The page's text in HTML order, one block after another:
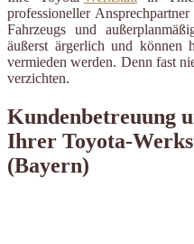
professioneller
Fahrzeugs und
äußerst ärgerlich und können
vermieden werden. Denn fast
verzichten.
Kundenbetreuung
Ihrer Toyota-
(Bayern)